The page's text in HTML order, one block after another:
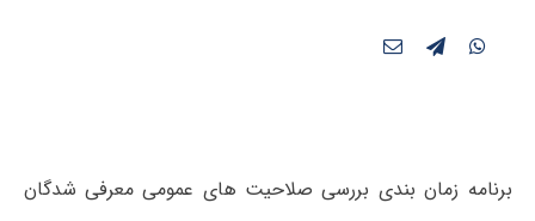
برنامه زمان بندی بررسی صلاحیت های عمومی معرفی شدگان